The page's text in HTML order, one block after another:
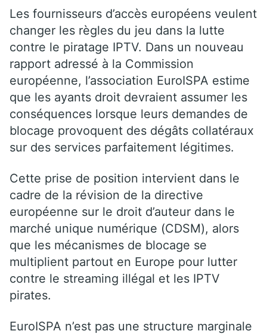
Les fournisseurs d’accès européens veulent
changer les règles du jeu dans la lutte
contre le piratage IPTV. Dans un nouveau
rapport adressé à la Commission
européenne, l’association EuroISPA estime
que les ayants droit devraient assumer les
conséquences lorsque leurs demandes de
blocage provoquent des dégâts collatéraux
sur des services parfaitement légitimes.
Cette prise de position intervient dans le
cadre de la révision de la directive
européenne sur le droit d’auteur dans le
marché unique numérique (CDSM), alors
que les mécanismes de blocage se
multiplient partout en Europe pour lutter
contre le streaming illégal et les IPTV
pirates.
EuroISPA n’est pas une structure marginale